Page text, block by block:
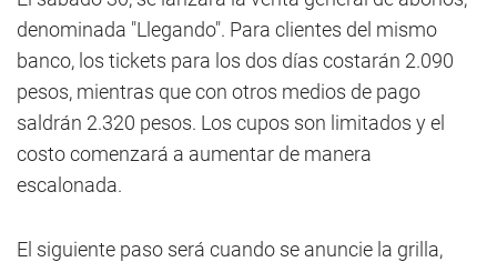
denominada "Llegando". Para clientes del mismo
banco, los tickets para los dos días costarán 2.090
pesos, mientras que con otros medios de pago
saldrán 2.320 pesos. Los cupos son limitados y el
costo comenzará a aumentar de manera
escalonada.
El siguiente paso será cuando se anuncie la grilla,